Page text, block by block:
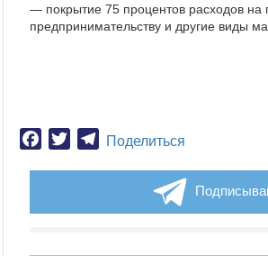
— покрытие 75 процентов расходов на
предпринимательству и другие виды
Facebook
TwitterTelegram
Поделиться